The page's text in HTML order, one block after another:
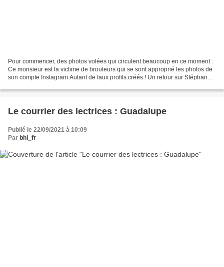
Pour commencer, des photos volées qui circulent beaucoup en ce moment :
Ce monsieur est la victime de brouteurs qui se sont approprié les photos de
son compte Instagram Autant de faux profils créés ! Un retour sur Stéphane
Le courrier des lectrices : Guadalupe
Publié le 22/09/2021 à 10:09
Par bhl_fr